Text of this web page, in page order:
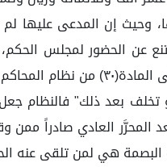
وحيث إن المدعى عليها
عن الحضور لمجلس
الحقوق وإهدارها، وحيث
بعد ذلك" فالنظام
"يعد المحرَّر العادي
البصمة هي لمن تلقى